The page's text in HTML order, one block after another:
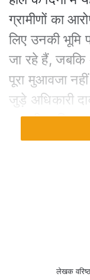
ग्रामीणों का
लिए उनकी भूमि
जा रहे हैं,
पूरा मुआवजा
जुड़े अधिकारी
कानूनी
विरोधी दावों
दरअसल, यह
परियोजना की
औद्योगिक
था। सरकार ने
विकास औरलेखक